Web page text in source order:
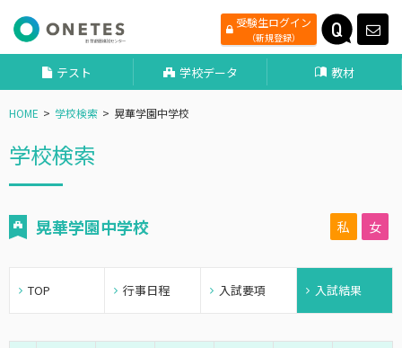
受験生ログイン
（新規登録）
テスト 学校データ 教材
HOME 学校検索 晃華学園中学校
学校検索
晃華学園中学校 私 女
TOP 行事日程 入試要項 入試結果